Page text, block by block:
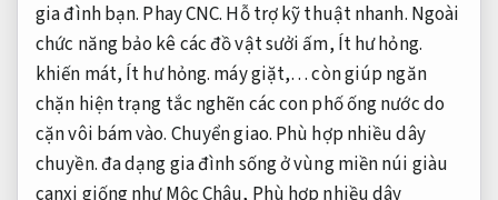
gia đình bạn. Phay CNC. Hỗ trợ kỹ thuật nhanh. Ngoài
chức năng bảo kê các đồ vật sưởi ấm, Ít hư hỏng.
khiến mát, Ít hư hỏng. máy giặt,… còn giúp ngăn
chặn hiện trạng tắc nghẽn các con phố ống nước do
cặn vôi bám vào. Chuyển giao. Phù hợp nhiều dây
chuyền.đa dạng gia đình sống ở vùng miền núi giàu